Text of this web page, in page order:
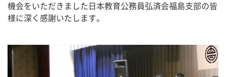
機会をいただきました日本教育公務員弘済会福島支部の皆
様に深く感謝いたします。